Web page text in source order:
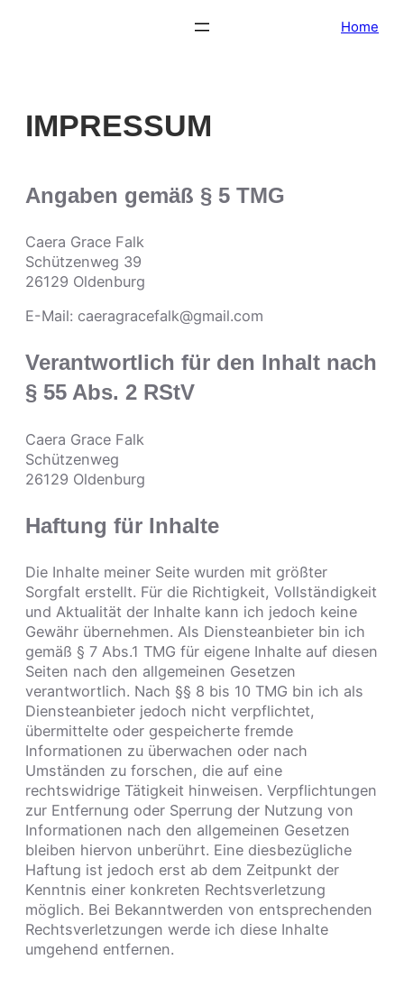
Home
IMPRESSUM
Angaben gemäß § 5 TMG
Caera Grace Falk
Schützenweg 39
26129 Oldenburg
E-Mail: caeragracefalk@gmail.com
Verantwortlich für den Inhalt nach
§ 55 Abs. 2 RStV
Caera Grace Falk
Schützenweg
26129 Oldenburg
Haftung für Inhalte
Die Inhalte meiner Seite wurden mit größter
Sorgfalt erstellt. Für die Richtigkeit, Vollständigkeit
und Aktualität der Inhalte kann ich jedoch keine
Gewähr übernehmen. Als Diensteanbieter bin ich
gemäß § 7 Abs.1 TMG für eigene Inhalte auf diesen
Seiten nach den allgemeinen Gesetzen
verantwortlich. Nach §§ 8 bis 10 TMG bin ich als
Diensteanbieter jedoch nicht verpflichtet,
übermittelte oder gespeicherte fremde
Informationen zu überwachen oder nach
Umständen zu forschen, die auf eine
rechtswidrige Tätigkeit hinweisen. Verpflichtungen
zur Entfernung oder Sperrung der Nutzung von
Informationen nach den allgemeinen Gesetzen
bleiben hiervon unberührt. Eine diesbezügliche
Haftung ist jedoch erst ab dem Zeitpunkt der
Kenntnis einer konkreten Rechtsverletzung
möglich. Bei Bekanntwerden von entsprechenden
Rechtsverletzungen werde ich diese Inhalte
umgehend entfernen.